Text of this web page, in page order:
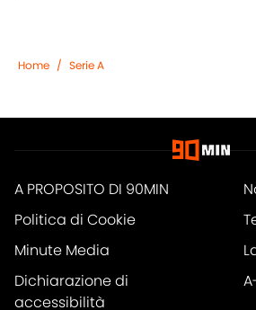
Home / Serie A
A PROPOSITO DI 90MIN
Politica di Cookie
Minute Media
Dichiarazione di
accessibilità